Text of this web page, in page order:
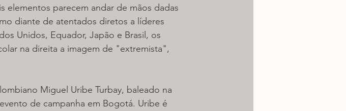
elementos parecem andar de mãos dadas
diante de atentados diretos a líderes
Unidos, Equador, Japão e Brasil, os
na direita a imagem de "extremista",
Miguel Uribe Turbay, baleado na
de campanha em Bogotá. Uribe é